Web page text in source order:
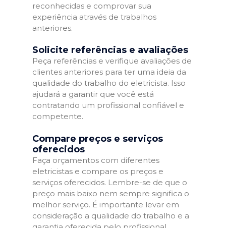
reconhecidas e comprovar sua
experiência através de trabalhos
anteriores.
Solicite referências e avaliações
Peça referências e verifique avaliações de
clientes anteriores para ter uma ideia da
qualidade do trabalho do eletricista. Isso
ajudará a garantir que você está
contratando um profissional confiável e
competente.
Compare preços e serviços
oferecidos
Faça orçamentos com diferentes
eletricistas e compare os preços e
serviços oferecidos. Lembre-se de que o
preço mais baixo nem sempre significa o
melhor serviço. É importante levar em
consideração a qualidade do trabalho e a